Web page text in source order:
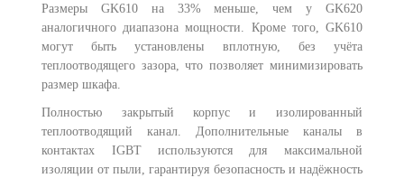
Размеры GK610 на 33% меньше, чем у GK620
аналогичного диапазона мощности. Кроме того, GK610
могут быть установлены вплотную, без учёта
теплоотводящего зазора, что позволяет минимизировать
размер шкафа.
Полностью закрытый корпус и изолированный
теплоотводящий канал. Дополнительные каналы в
контактах IGBT используются для максимальной
изоляции от пыли, гарантируя безопасность и надёжность